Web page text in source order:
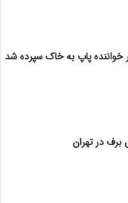
خواننده پاپ به خاک سپرده شد
برف در تهران